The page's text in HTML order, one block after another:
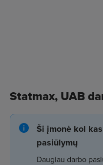
Statmax, UAB
Ši įmonė kol
pasiūlymų
Daugiau darbo